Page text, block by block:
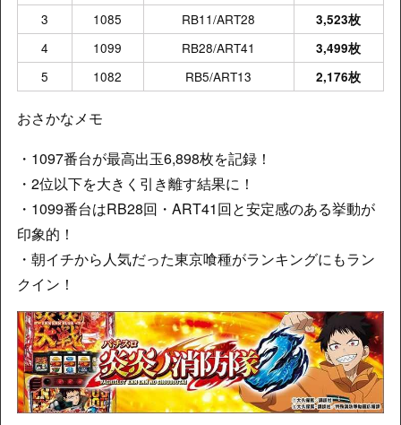
3 1085 RB11/ART28 3,523枚
4 1099 RB28/ART41 3,499枚
5 1082 RB5/ART13 2,176枚
おさかなメモ
・1097番台が最高出玉6,898枚を記録！
・2位以下を大きく引き離す結果に！
・1099番台はRB28回・ART41回と安定感のある挙動が
印象的！
・朝イチから人気だった東京喰種がランキングにもラン
クイン！